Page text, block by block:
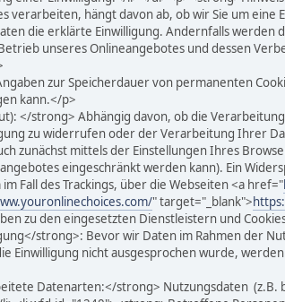
hängt davon ab, ob wir Sie um eine
die erklärte Einwilligung. Andernfalls
unseres Onlineangebotes und dessen
zur Speicherdauer von permanenten
kann.</p>
</strong> Abhängig davon, ob die
zu widerrufen oder der Verarbeitung Ihrer
zunächst mittels der Einstellungen Ihres
eingeschränkt werden kann). Ein
Fall des Trackings, über die Webseiten <a href="
" target="_blank">
zu den eingesetzten Dienstleistern und
strong>: Bevor wir Daten im Rahmen der
nicht ausgesprochen wurde,
Datenarten:</strong> Nutzungsdaten